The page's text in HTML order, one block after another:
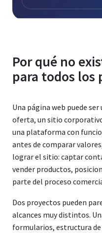
Por qué no
para todos los
Una página web puede
oferta, un sitio
una plataforma con
antes de comparar
lograr el sitio: captar
vender productos,
parte del proceso
Dos proyectos pueden
alcances muy distintos.
formularios, estructura